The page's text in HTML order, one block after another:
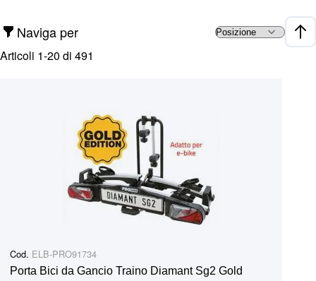
Naviga per
Articoli 1-20 di 491
Cod. ELB-PRO91734
Porta Bici da Gancio Traino Diamant Sg2 Gold